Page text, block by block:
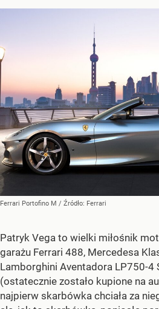
Ferrari Portofino M / Źródło: Ferrari
Patryk Vega to wielki miłośnik
garażu Ferrari 488, Mercedesa
Lamborghini Aventadora LP750-4
(ostatecznie zostało kupione na
najpierw skarbówka chciała za